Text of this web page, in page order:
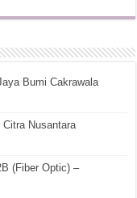
Bumi Cakrawala
Citra Nusantara
(Fiber Optic) –